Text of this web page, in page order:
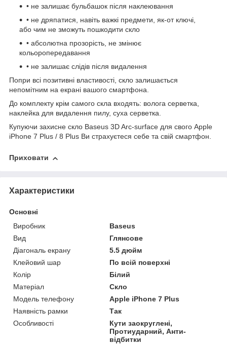
• не залишає бульбашок після наклеювання
• не дряпатися, навіть важкі предмети, як-от ключі,
або чим не зможуть пошкодити скло
• абсолютна прозорість, не змінює
кольоропередавання
• не залишає слідів після видалення
Попри всі позитивні властивості, скло залишається
непомітним на екрані вашого смартфона.
До комплекту крім самого скла входять: волога серветка,
наклейка для видалення пилу, суха серветка.
Купуючи захисне скло Baseus 3D Arc-surface для свого Apple
iPhone 7 Plus / 8 Plus Ви страхуєтеся себе та свій смартфон.
Приховати
Характеристики
Основні
Виробник
Baseus
Вид
Глянсове
Діагональ екрану
5.5 дюйм
Клейовий шар
По всій поверхні
Колір
Білий
Матеріал
Скло
Модель телефону
Apple iPhone 7 Plus
Наявність рамки
Так
Особливості
Кути заокруглені,
Протиударний, Анти-
відбитки